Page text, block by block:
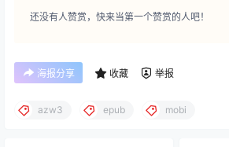
还没有人赞赏，快来当第一个赞赏的人吧！
海报分享 收藏 举报
azw3 epub mobi